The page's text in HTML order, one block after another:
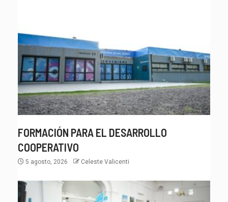
FORMACIÓN PARA EL DESARROLLO
COOPERATIVO
5 agosto, 2026 Celeste Valicenti